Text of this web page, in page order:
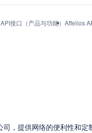
接口（产品与功能） Affelios
，提供网络的便利性和